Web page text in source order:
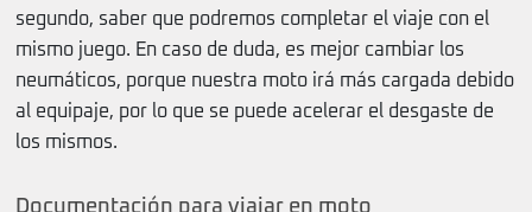
segundo, saber que podremos completar el viaje con el
mismo juego. En caso de duda, es mejor cambiar los
neumáticos, porque nuestra moto irá más cargada debido
al equipaje, por lo que se puede acelerar el desgaste de
los mismos.
Documentación para viajar en moto